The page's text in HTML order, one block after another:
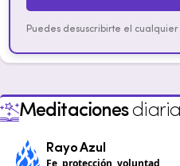
Puedes desuscribirte el cualquier
Meditaciones
Rayo Azul